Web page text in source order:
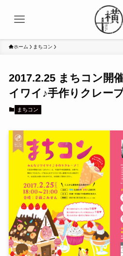
ホーム まちコン
2017.2.25 まちコン開
イワイ♪手作りクレー
まちコン